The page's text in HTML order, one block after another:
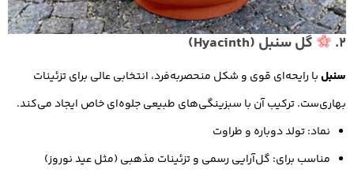
2. گل سنبل (Hyacinth)
سنبلبا رایحه‌ای قوی و شکل منحصربه‌فرد، انتخابی عالی برای تزئینات
بهاری‌ست. ترکیب آن با سبزینگی‌های طبیعی جلوه‌ای خاص ایجاد می‌کند.
نماد: تولد دوباره و طراوت
مناسب برای: گل‌آرایی رسمی و تزئینات مذهبی (مثل عید نوروز)